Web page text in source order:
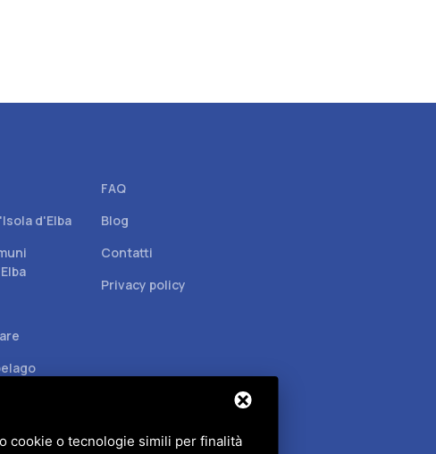
d'Elba
FAQ
Blog
Contatti
Privacy policy
cookie o tecnologie simili per finalità